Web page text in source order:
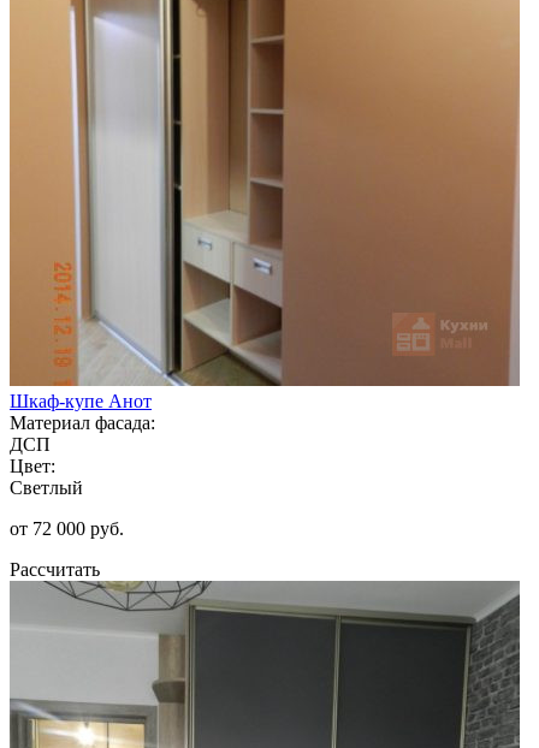
Шкаф-купе Анот
Материал фасада:
ДСП
Цвет:
Светлый
от 72 000 руб.
Рассчитать